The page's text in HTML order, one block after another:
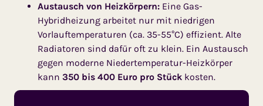
Austausch von Heizkörpern: Eine Gas-
Hybridheizung arbeitet nur mit niedrigen
Vorlauftemperaturen (ca. 35-55°C) effizient. Alte
Radiatoren sind dafür oft zu klein. Ein Austausch
gegen moderne Niedertemperatur-Heizkörper
kann 350 bis 400 Euro pro Stück kosten.